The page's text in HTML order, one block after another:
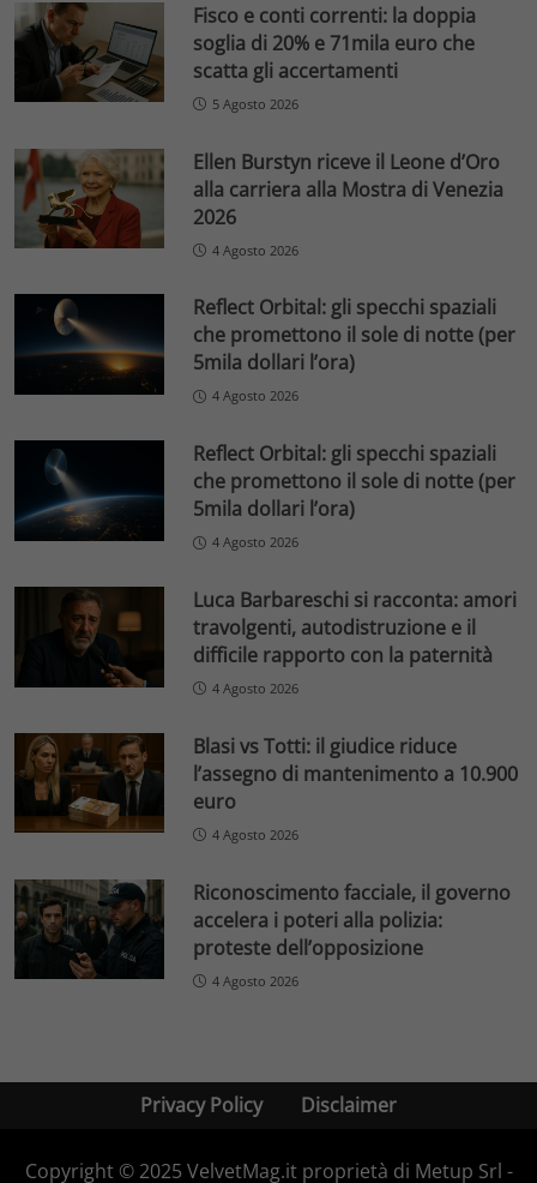
Fisco e conti correnti: la doppia
soglia di 20% e 71mila euro che
scatta gli accertamenti
5 Agosto 2026
Ellen Burstyn riceve il Leone d’Oro
alla carriera alla Mostra di Venezia
2026
4 Agosto 2026
Reflect Orbital: gli specchi spaziali
che promettono il sole di notte (per
5mila dollari l’ora)
4 Agosto 2026
Reflect Orbital: gli specchi spaziali
che promettono il sole di notte (per
5mila dollari l’ora)
4 Agosto 2026
Luca Barbareschi si racconta: amori
travolgenti, autodistruzione e il
difficile rapporto con la paternità
4 Agosto 2026
Blasi vs Totti: il giudice riduce
l’assegno di mantenimento a 10.900
euro
4 Agosto 2026
Riconoscimento facciale, il governo
accelera i poteri alla polizia:
proteste dell’opposizione
4 Agosto 2026
Privacy Policy Disclaimer
Copyright © 2025 VelvetMag.it proprietà di Metup Srl -